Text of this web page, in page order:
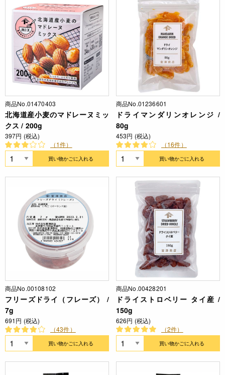
商品No.01470403
北海道産小麦のマドレーヌミッ
クス / 200g
397円 (税込)
（1件）
買い物かごに入れる
商品No.01236601
ドライマンダリンオレンジ /
80g
453円 (税込)
（16件）
買い物かごに入れる
商品No.00108102
フリーズドライ（フレーズ） /
7g
691円 (税込)
（43件）
買い物かごに入れる
商品No.00428201
ドライストロベリー タイ産 /
150g
626円 (税込)
（2件）
買い物かごに入れる